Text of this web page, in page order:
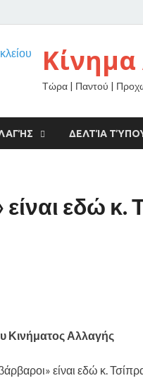
Τώρα | Παντού |
ΔΕΛΤΊΑ
εδώ κ.
Κινήματος Αλλαγής
είναι εδώ κ.